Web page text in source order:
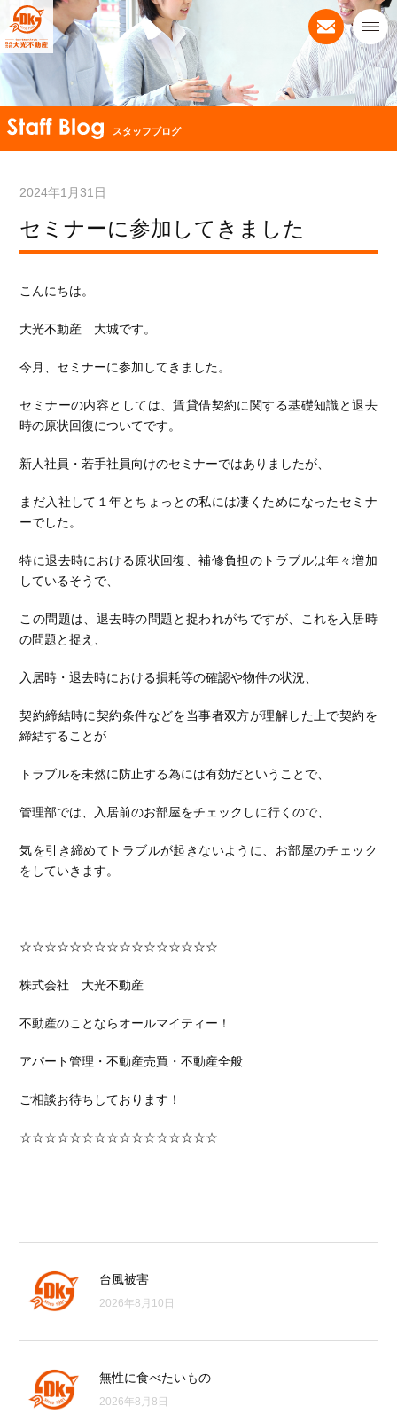
スタッフブログ
2024年1月31日
セミナーに参加してきました
こんにちは。
大光不動産 大城です。
今月、セミナーに参加してきました。
セミナーの内容としては、賃貸借契約に関する基礎知識と退去
時の原状回復についてです。
新人社員・若手社員向けのセミナーではありましたが、
まだ入社して１年とちょっとの私には凄くためになったセミナ
ーでした。
特に退去時における原状回復、補修負担のトラブルは年々増加
しているそうで、
この問題は、退去時の問題と捉われがちですが、これを入居時
の問題と捉え、
入居時・退去時における損耗等の確認や物件の状況、
契約締結時に契約条件などを当事者双方が理解した上で契約を
締結することが
トラブルを未然に防止する為には有効だということで、
管理部では、入居前のお部屋をチェックしに行くので、
気を引き締めてトラブルが起きないように、お部屋のチェック
をしていきます。
☆☆☆☆☆☆☆☆☆☆☆☆☆☆☆☆
株式会社 大光不動産
不動産のことならオールマイティー！
アパート管理・不動産売買・不動産全般
ご相談お待ちしております！
☆☆☆☆☆☆☆☆☆☆☆☆☆☆☆☆
台風被害
2026年8月10日
無性に食べたいもの
2026年8月8日